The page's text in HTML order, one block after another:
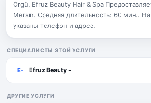
Örgü, Efruz Beauty Hair & Spa
Mersin. Средняя длительность: 60 мин.. На
указаны телефон и адрес.
СПЕЦИАЛИСТЫ ЭТОЙ УСЛУГИ
E- Efruz Beauty -
ДРУГИЕ УСЛУГИ